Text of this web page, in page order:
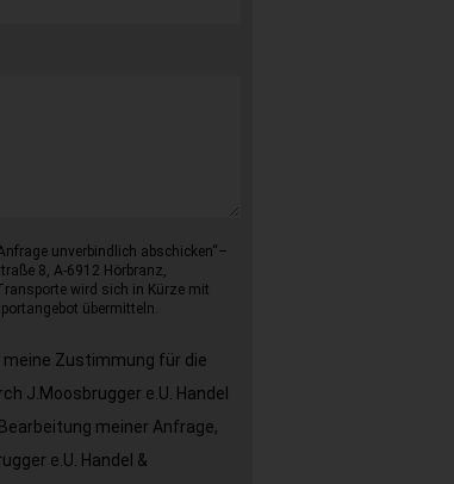
unverbindlich abschicken“–
8, A-6912 Hörbranz,
wird sich in Kürze mit
übermitteln.
Zustimmung für die
J.Moosbrugger e.U. Handel
meiner Anfrage,
e.U. Handel &